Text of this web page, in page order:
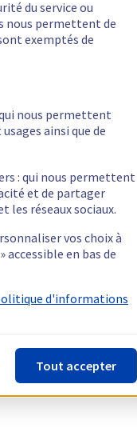
du service ou
nous permettent de
exemptés de
nous permettent
ainsi que de
: qui nous permettent
et de partager
les réseaux sociaux.
vos choix à
en bas de
d'informations
Tout accepter